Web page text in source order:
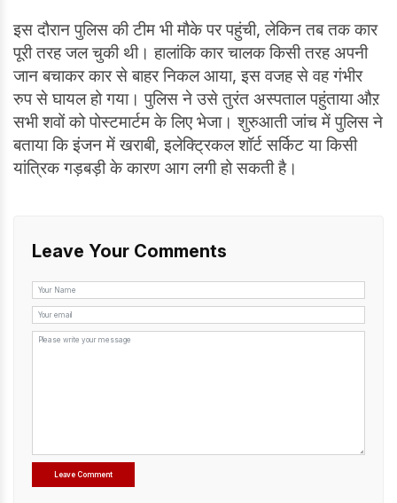
इस दौरान पुलिस की टीम भी मौके पर पहुंची, लेकिन तब तक कार
पूरी तरह जल चुकी थी। हालांकि कार चालक किसी तरह अपनी
जान बचाकर कार से बाहर निकल आया, इस वजह से वह गंभीर
रुप से घायल हो गया। पुलिस ने उसे तुरंत अस्पताल पहुंताया औऱ
सभी शवों को पोस्टमार्टम के लिए भेजा। शुरुआती जांच में पुलिस ने
बताया कि इंजन में खराबी, इलेक्ट्रिकल शॉर्ट सर्किट या किसी
यांत्रिक गड़बड़ी के कारण आग लगी हो सकती है।
Leave Your Comments